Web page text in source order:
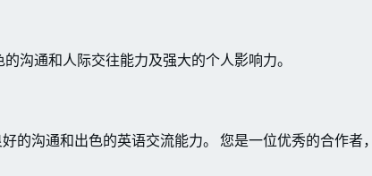
沟通和人际交往能力及强大的个人影响力。
沟通和出色的英语交流能力。 您是一位优秀的合作者，